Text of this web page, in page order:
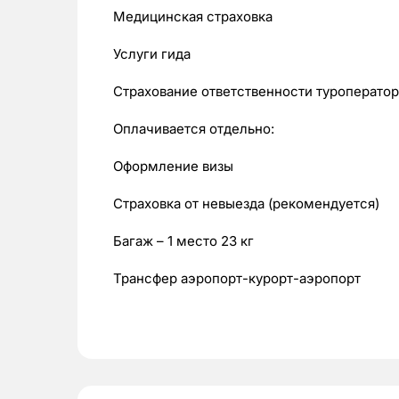
Медицинская страховка
Услуги гида
Страхование ответственности
Оплачивается отдельно:
Оформление визы
Страховка от невыезда (рекомендуется)
Багаж – 1 место 23 кг
Трансфер аэропорт-курорт-аэропорт